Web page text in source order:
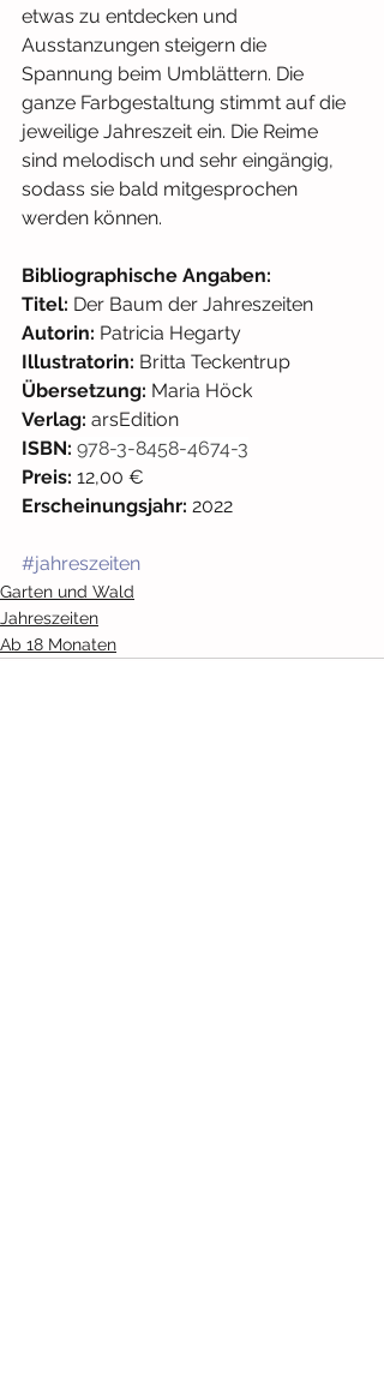
etwas zu entdecken und
Ausstanzungen steigern die
Spannung beim Umblättern. Die
ganze Farbgestaltung stimmt auf die
jeweilige Jahreszeit ein. Die Reime
sind melodisch und sehr eingängig,
sodass sie bald mitgesprochen
werden können.
Bibliographische Angaben:
Titel: Der Baum der Jahreszeiten
Autorin: Patricia Hegarty
Illustratorin: Britta Teckentrup
Übersetzung: Maria Höck
Verlag: arsEdition
ISBN: 978-3-8458-4674-3
Preis: 12,00 €
Erscheinungsjahr: 2022
#jahreszeiten
Garten und Wald
Jahreszeiten
Ab 18 Monaten